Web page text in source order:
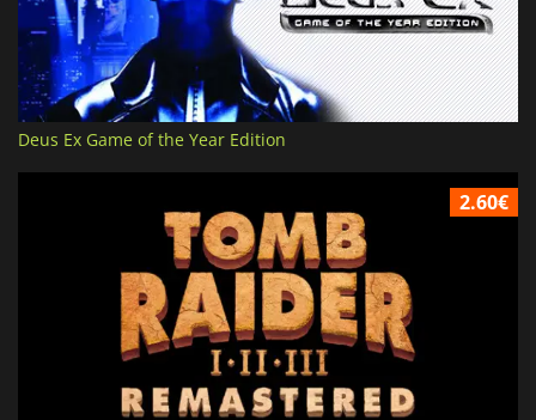
Deus Ex Game of the Year Edition
2.60€